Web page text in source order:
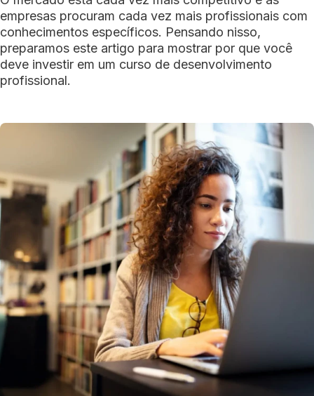
empresas procuram cada vez mais profissionais com
conhecimentos específicos. Pensando nisso,
preparamos este artigo para mostrar por que você
deve investir em um curso de desenvolvimento
profissional.